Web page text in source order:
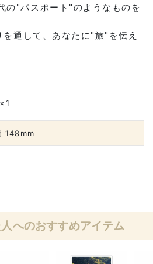
の"パスポート"のようなものを
通して、あなたに"旅"を伝え
148mm
へのおすすめアイテム